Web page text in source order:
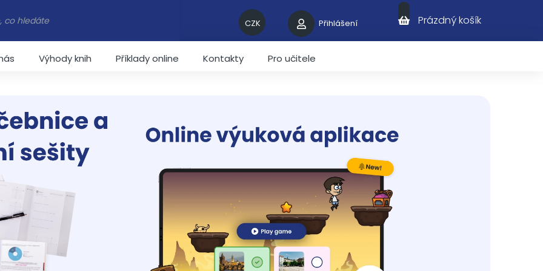
CZK Přihlášení Nákupní košík
Prázdný košík
Výhody knih Příklady online Kontakty Pro učitele